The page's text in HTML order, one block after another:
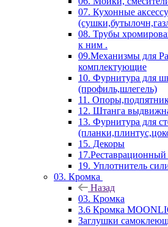
07. Кухонные
08. Трубы
к ним .
09.Механизмы для
комплектующие
10. Фурнитура для
(профиль,шлегель)
11.
12. Штанга
13. Фурнитура для
15. Декоры
17.Реставрационный
19. Уплотнитель
03. Кромка
Назад
03. Кромка
3.6 Кромка
Заглушки